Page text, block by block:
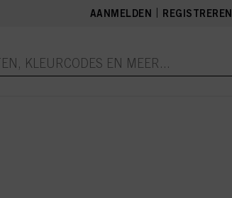
AANMELDEN REGISTREREN